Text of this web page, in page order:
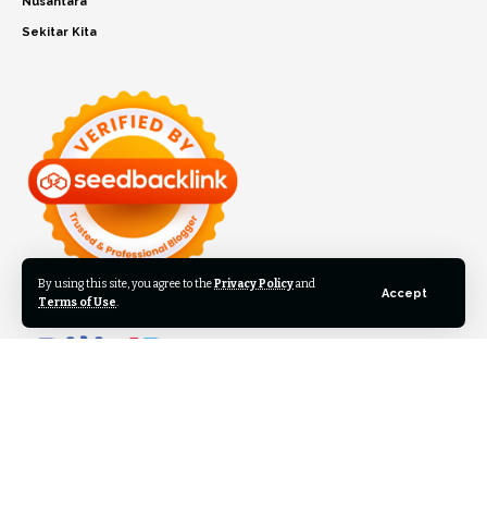
By using this site, you agree to thePrivacy Policyand
Terms of Use.
Accept
Sekitar Kita